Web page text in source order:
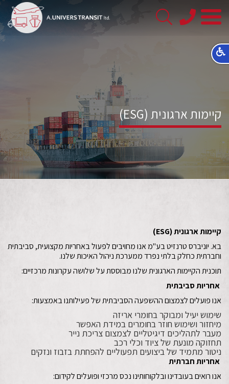
08-
8563145
קיימות ארגונית (ESG)
קיימות ארגונית(ESG)
בא. יוניברס טרנזיט בע"מ אנו מחויבים לפעול באחריות מקצועית, סביבתית
וחברתית כחלק בלתי נפרד ממערכת ניהול האיכות שלנו.
תוכנית הקיימות הארגונית שלנו מבוססת על שלושה עקרונות מרכזיים:
אחריות סביבתית
אנו פועלים לצמצום ההשפעה הסביבתית של פעילותנו באמצעות:
שימוש יעיל ומבוקר בחומרי אריזה
מיחזור ושימוש חוזר בחומרים במידת האפשר
מעבר לתהליכים דיגיטליים לצמצום צריכת נייר
תחזוקה מונעת של ציוד וכלי רכב
ניטור מתמיד של ביצועים תפעוליים להפחתת בזבוז ונזקים
אחריות חברתית
אנו רואים בעובדינו ובלקוחותינו נכס מרכזי ופועלים לקידום: